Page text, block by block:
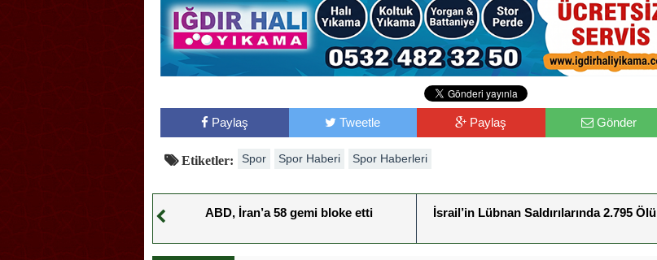
Paylaş Tweetle Paylaş Gönder
Etiketler: Spor Spor Haberi Spor Haberleri
ABD, İran’a 58 gemi bloke etti İsrail’in Lübnan Saldırılarında 2.795 Ölü